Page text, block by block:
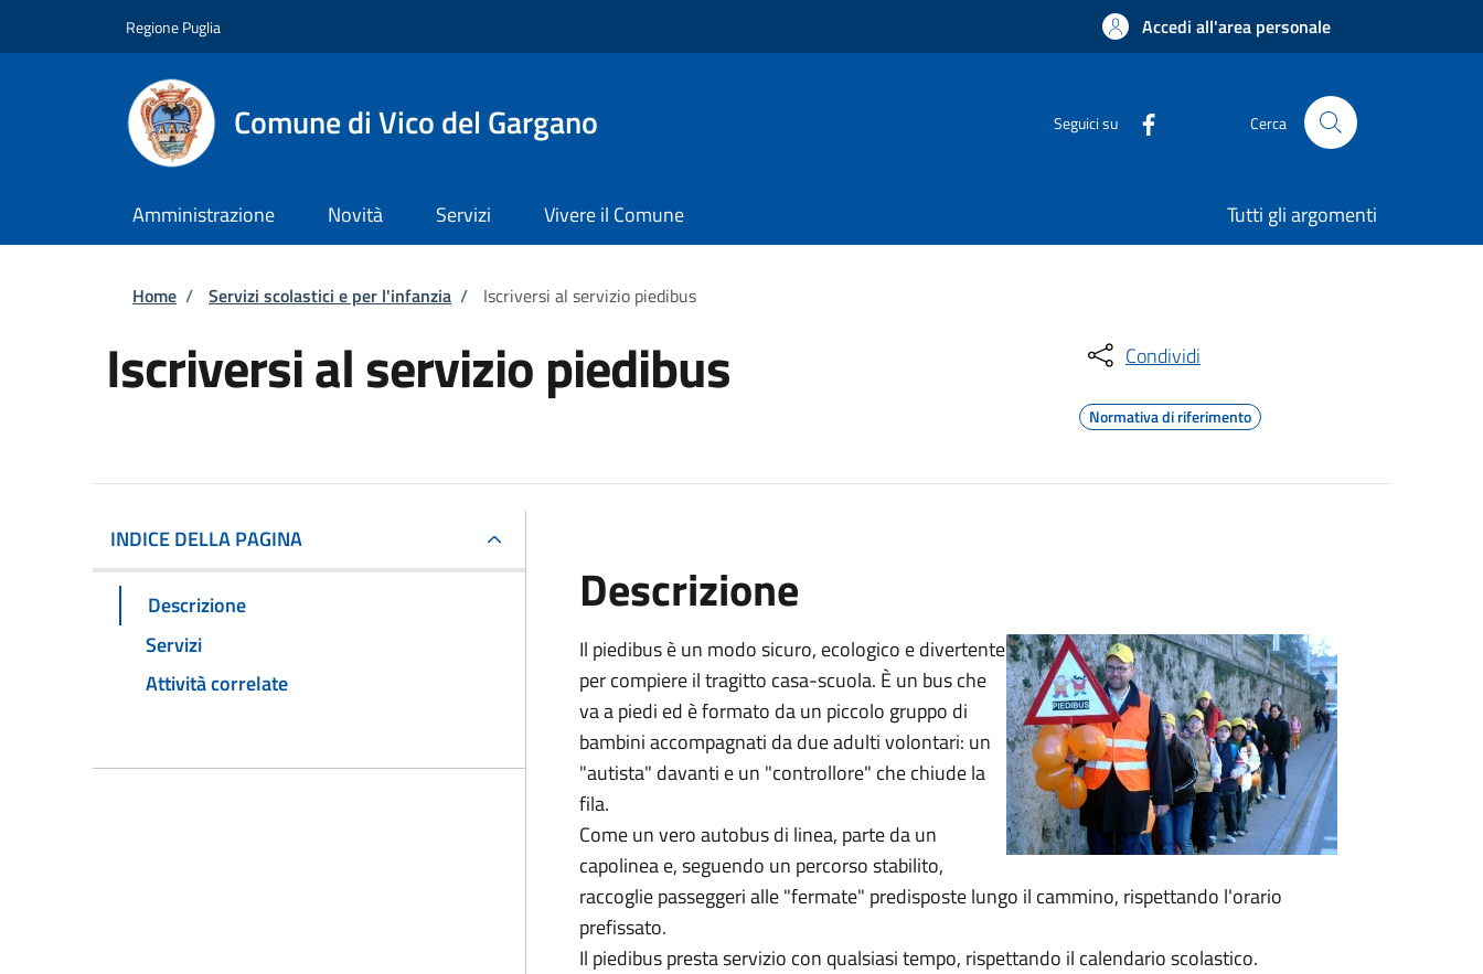
Regione Puglia Accedi all'area personale
Comune di Vico del Gargano Seguici su Cerca
Amministrazione Novità Servizi Vivere il Comune Tutti gli argomenti
Briciole di pane
Home / Servizi scolastici e per l'infanzia / Iscriversi al servizio piedibus
Iscriversi al servizio piedibus Condividi
Normativa di riferimento
INDICE DELLA PAGINA
Descrizione
Servizi
Attività correlate
Descrizione
Il piedibus è un modo sicuro, ecologico e divertente
per compiere il tragitto casa-scuola. È un bus che
va a piedi ed è formato da un piccolo gruppo di
bambini accompagnati da due adulti volontari: un
"autista" davanti e un "controllore" che chiude la
fila.
Come un vero autobus di linea, parte da un
capolinea e, seguendo un percorso stabilito,
raccoglie passeggeri alle "fermate" predisposte lungo il cammino, rispettando l'orario
prefissato.
Il piedibus presta servizio con qualsiasi tempo, rispettando il calendario scolastico.